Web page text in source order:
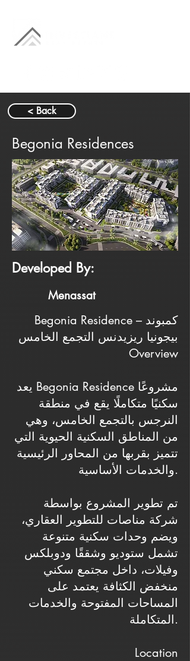
< Back
Begonia Residences
Developed By:
Menassat
Begonia Residence – كمبوند
بيجونيا ريزيدنس التجمع الخامس
Overview
يعد Begonia Residence مشروعًا
سكنيًا متكاملًا يقع في منطقة
النرجس بالتجمع الخامس، وهي
من المناطق السكنية الحيوية التي
تتميز بقربها من المحاور الرئيسية
والخدمات الأساسية.
تم تطوير المشروع بواسطة
شركة مناصات للتطوير العقاري،
ويضم وحدات سكنية متنوعة
تشمل ستوديو وشققًا ودوبلكس
وفيلات، داخل مجتمع سكني
منخفض الكثافة يعتمد على
المساحات المفتوحة والخدمات
المتكاملة.
Location